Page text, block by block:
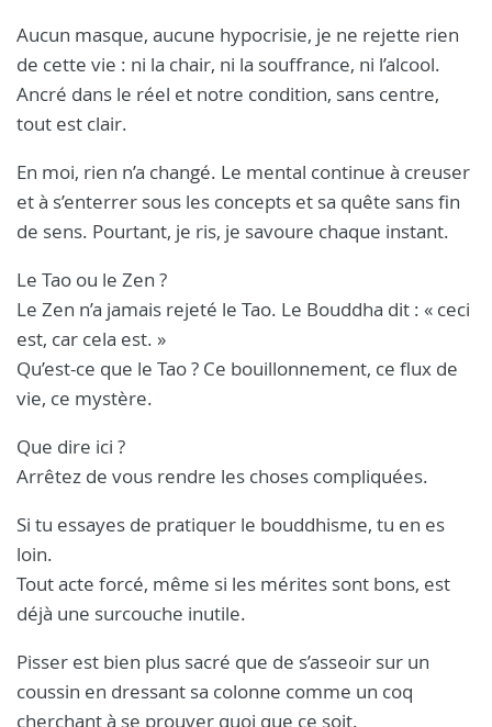
Aucun masque, aucune hypocrisie, je ne rejette rien
de cette vie : ni la chair, ni la souffrance, ni l’alcool.
Ancré dans le réel et notre condition, sans centre,
tout est clair.
En moi, rien n’a changé. Le mental continue à creuser
et à s’enterrer sous les concepts et sa quête sans fin
de sens. Pourtant, je ris, je savoure chaque instant.
Le Tao ou le Zen ?
Le Zen n’a jamais rejeté le Tao. Le Bouddha dit : « ceci
est, car cela est. »
Qu’est-ce que le Tao ? Ce bouillonnement, ce flux de
vie, ce mystère.
Que dire ici ?
Arrêtez de vous rendre les choses compliquées.
Si tu essayes de pratiquer le bouddhisme, tu en es
loin.
Tout acte forcé, même si les mérites sont bons, est
déjà une surcouche inutile.
Pisser est bien plus sacré que de s’asseoir sur un
coussin en dressant sa colonne comme un coq
cherchant à se prouver quoi que ce soit.